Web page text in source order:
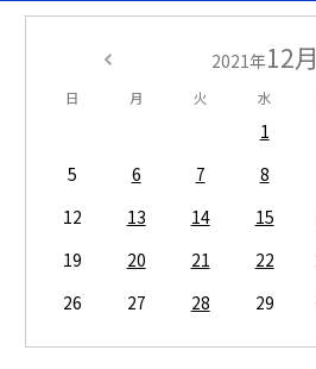
2021年12月
日 月 火 水
1
5
6 7 8
12
13 14 15
19
20 21 22
26
27 28 29